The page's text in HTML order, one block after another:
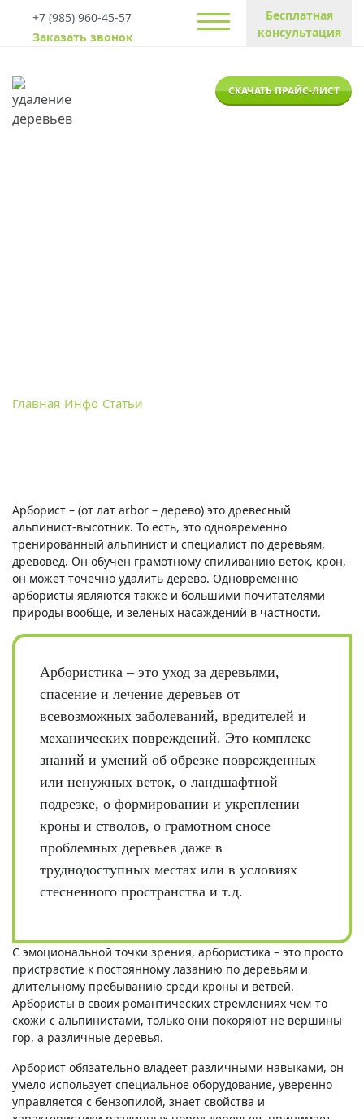
+7 (985) 960-45-57
Заказать звонок
Бесплатная
консультация
СКАЧАТЬ ПРАЙС-ЛИСТ
Главная Инфо Статьи
Арборист – (от лат arbor – дерево) это древесный
альпинист-высотник. То есть, это одновременно
тренированный альпинист и специалист по деревьям,
древовед. Он обучен грамотному спиливанию веток, крон,
он может точечно удалить дерево. Одновременно
арбористы являются также и большими почитателями
природы вообще, и зеленых насаждений в частности.
Арбористика – это уход за деревьями,
спасение и лечение деревьев от
всевозможных заболеваний, вредителей и
механических повреждений. Это комплекс
знаний и умений об обрезке поврежденных
или ненужных веток, о ландшафтной
подрезке, о формировании и укреплении
кроны и стволов, о грамотном сносе
проблемных деревьев даже в
труднодоступных местах или в условиях
стесненного пространства и т.д.
С эмоциональной точки зрения, арбористика – это просто
пристрастие к постоянному лазанию по деревьям и
длительному пребыванию среди кроны и ветвей.
Арбористы в своих романтических стремлениях чем-то
схожи с альпинистами, только они покоряют не вершины
гор, а различные деревья.
Арборист обязательно владеет различными навыками, он
умело использует специальное оборудование, уверенно
управляется с бензопилой, знает свойства и